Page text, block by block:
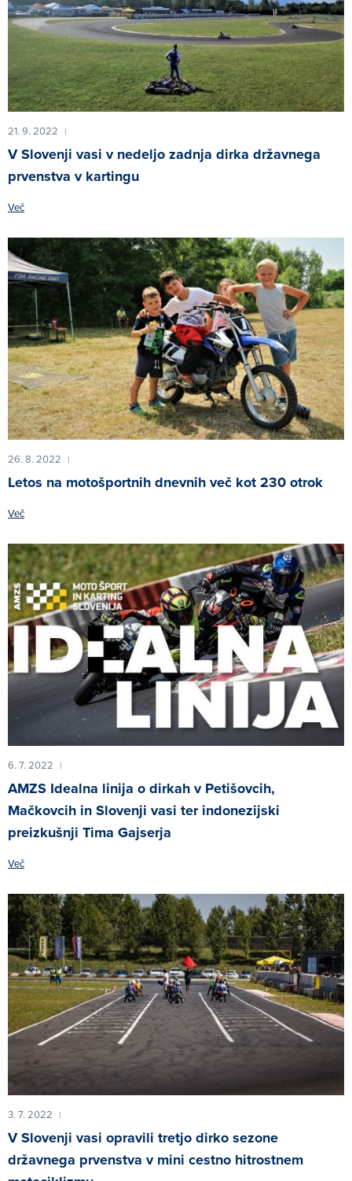
21. 9. 2022 |
V Slovenji vasi v nedeljo zadnja dirka državnega
prvenstva v kartingu
Več
26. 8. 2022 |
Letos na motošportnih dnevnih več kot 230 otrok
Več
6. 7. 2022 |
AMZS Idealna linija o dirkah v Petišovcih,
Mačkovcih in Slovenji vasi ter indonezijski
preizkušnji Tima Gajserja
Več
3. 7. 2022 |
V Slovenji vasi opravili tretjo dirko sezone
državnega prvenstva v mini cestno hitrostnem